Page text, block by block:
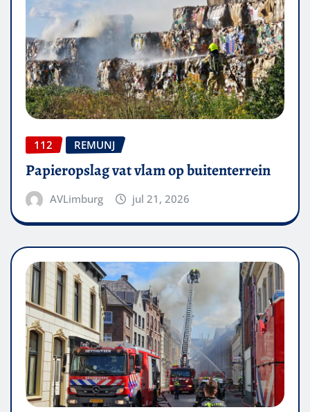
112 REMUNJ
Papieropslag vat vlam op buitenterrein
AVLimburg jul 21, 2026